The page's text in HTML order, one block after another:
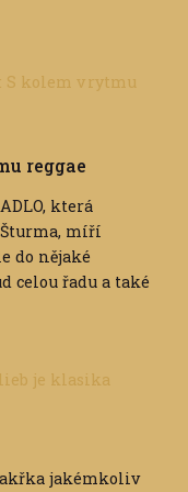
reggae
která
míří
do nějaké
celou řadu a také
jakémkoliv